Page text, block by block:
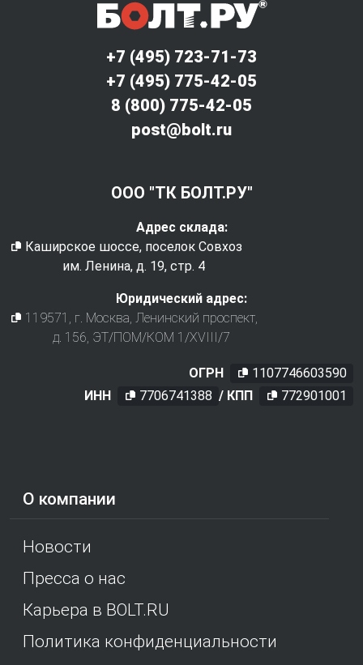
О компании
Новости
Пресса о нас
Карьера в BOLT.RU
Политика конфиденциальности
+7 (495) 723-71-73
+7 (495) 775-42-05
8 (800) 775-42-05
post@bolt.ru
ООО "ТК БОЛТ.РУ"
Адрес склада:
Каширское шоссе, поселок Совхоз
им. Ленина, д. 19, стр. 4
Юридический адрес:
119571 , г. Москва, Ленинский проспект,
д. 156, ЭТ/ПОМ/КОМ 1/XVIII/7
ОГРН
1107746603590
ИНН
7706741388 / КПП 772901001